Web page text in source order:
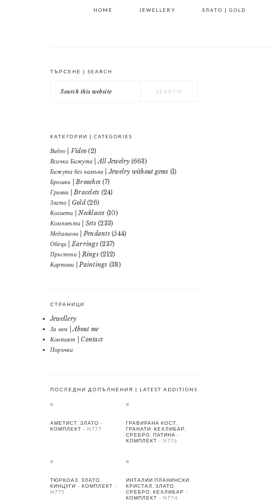
HOME JEWELLERY ЗЛАТО | GOLD
PRIMARY
SIDEBAR
ТЪРСЕНЕ | SEARCH
this
КАТЕГОРИИ | CATEGORIES
Видео | Video (2)
Всички Бижута | All Jewelry (663)
Бижута без камъни | Jewelry without gems (1)
Брошки | Brooches (7)
Гривни | Bracelets (24)
Злато | Gold(26)
Колиета | Necklaces (10)
Комплекти | Sets(233)
Медальони | Pendants(544)
Обеци | Earrings(237)
Пръстени | Rings(212)
Картини | Paintings (38)
СТРАНИЦИ
Jewellery
За мен | About me
Контакт | Contact
Поръчки
ПОСЛЕДНИ ДОПЪЛНЕНИЯ | LATEST ADDITIONS
АМЕТИСТ, ЗЛАТО –
КОМПЛЕКТ – N777
ГРАВИРАНА КОСТ,
ГРАНАТИ, КЕХЛИБАР,
СРЕБРО, ПАТИНА –
КОМПЛЕКТ – N776
ТЮРКОАЗ, ЗЛАТО,
КИНЦУГИ – КОМПЛЕКТ –
N775
ИНТАЛИИ ПЛАНИНСКИ
КРИСТАЛ, ЗЛАТО,
СРЕБРО, КЕХЛИБАР –
КОМПЛЕКТ – N774